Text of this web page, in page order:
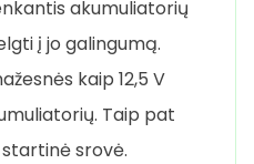
akumuliatorių
į jo galingumą.
kaip 12,5 V
Taip pat
srovė.